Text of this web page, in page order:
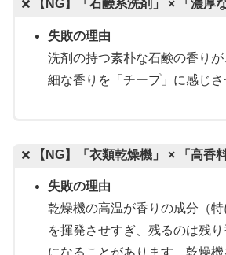
【NG】「石鹸系洗剤」 × 「濃厚
失敗の理由
洗剤の持つ素朴な石鹸の香り
細な香りを「チープ」に感じさ
【NG】「衣類乾燥機」 × 「高香
失敗の理由
乾燥機の高温が香りの成分（特
を揮発させすぎ、残るのは残